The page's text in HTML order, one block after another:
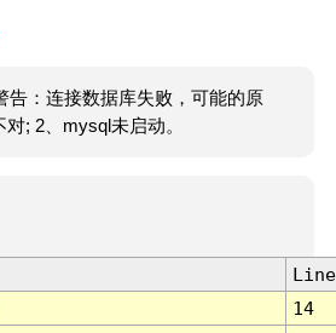
告：连接数据库失败，可能的原
; 2、mysql未启动。
Line
14